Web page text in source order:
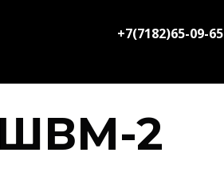
+7(7182)65-09-65
2